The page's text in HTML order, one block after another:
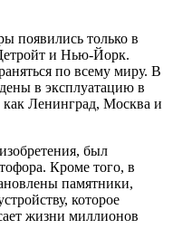
появились только в
и Нью-Йорк.
по всему миру. В
в эксплуатацию в
как Ленинград, Москва и
был
Кроме того, в
памятники,
которое
жизни миллионов